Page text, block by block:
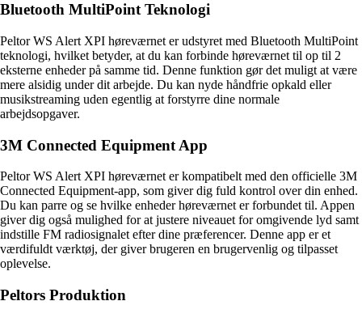
Bluetooth MultiPoint Teknologi
Peltor WS Alert XPI høreværnet er udstyret med Bluetooth MultiPoint
teknologi, hvilket betyder, at du kan forbinde høreværnet til op til 2
eksterne enheder på samme tid. Denne funktion gør det muligt at være
mere alsidig under dit arbejde. Du kan nyde håndfrie opkald eller
musikstreaming uden egentlig at forstyrre dine normale
arbejdsopgaver.
3M Connected Equipment App
Peltor WS Alert XPI høreværnet er kompatibelt med den officielle 3M
Connected Equipment-app, som giver dig fuld kontrol over din enhed.
Du kan parre og se hvilke enheder høreværnet er forbundet til. Appen
giver dig også mulighed for at justere niveauet for omgivende lyd samt
indstille FM radiosignalet efter dine præferencer. Denne app er et
værdifuldt værktøj, der giver brugeren en brugervenlig og tilpasset
oplevelse.
Peltors Produktion